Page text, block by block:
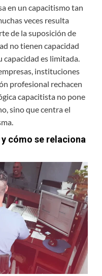
en un capacitismo tan
veces resulta
de la suposición de
no tienen capacidad
capacidad es limitada.
instituciones
profesional rechacen
capacitista no pone
sino que centra el
cómo se relaciona